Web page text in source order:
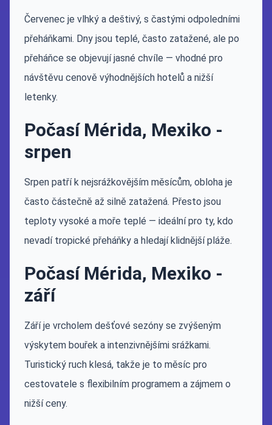
Červenec je vlhký a deštivý, s častými odpoledními
přeháňkami. Dny jsou teplé, často zatažené, ale po
přeháňce se objevují jasné chvíle — vhodné pro
návštěvu cenově výhodnějších hotelů a nižší
letenky.
Počasí Mérida, Mexiko -
srpen
Srpen patří k nejsrážkovějším měsícům, obloha je
často částečně až silně zatažená. Přesto jsou
teploty vysoké a moře teplé — ideální pro ty, kdo
nevadí tropické přeháňky a hledají klidnější pláže.
Počasí Mérida, Mexiko -
září
Září je vrcholem dešťové sezóny se zvýšeným
výskytem bouřek a intenzivnějšími srážkami.
Turistický ruch klesá, takže je to měsíc pro
cestovatele s flexibilním programem a zájmem o
nižší ceny.